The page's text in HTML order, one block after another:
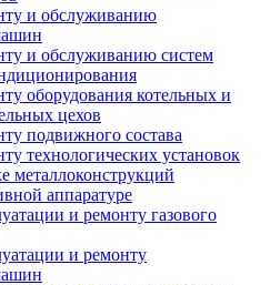
и обслуживанию
и обслуживанию систем
оборудования котельных и
цехов
подвижного состава
технологических установок
металлоконструкций
аппаратуре
и ремонту газового
и ремонту